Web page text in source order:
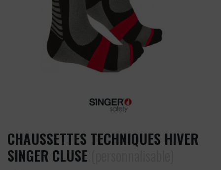
CHAUSSETTES TECHNIQUES HIVER
SINGER CLUSE